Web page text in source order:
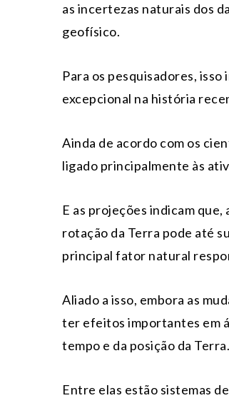
as incertezas naturais dos
geofísico.
Para os pesquisadores,
excepcional na história
Ainda de acordo com os
ligado principalmente às
E as projeções indicam
rotação da Terra pode até
principal fator natural
Aliado a isso, embora as
ter efeitos importantes em
tempo e da posição da Terra.
Entre elas estão sistemas